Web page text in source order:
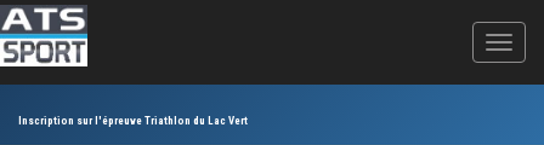
Inscription sur l'épreuve Triathlon du Lac Vert